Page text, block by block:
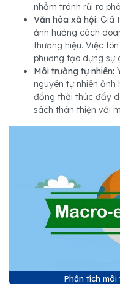
nhằm tránh rủi ro
Văn hóa xã hội: Giá
ảnh hưởng cách
thương hiệu. Việc
phương tạo dựng sự
Môi trường tự nhiên:
nguyên tự nhiên
đồng thời thúc đẩy
sách thân thiện với
Phân tích